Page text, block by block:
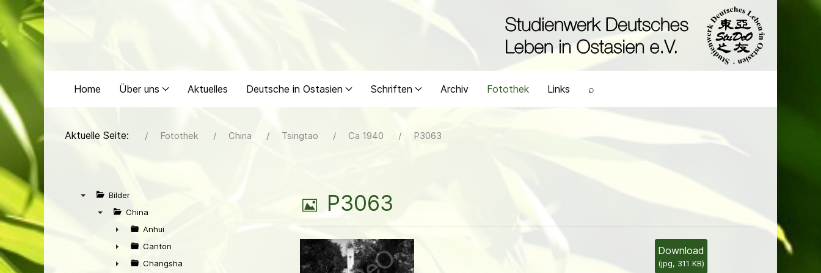
Home Über uns Aktuelles Deutsche in Ostasien Schriften Archiv Fotothek Links ⌕
Aktuelle Seite: Fotothek China Tsingtao Ca 1940 P3063
Bilder
China
►
Anhui
►
Canton
Changsha
B
i
l
P3063
Download
(jpg, 311 KB)